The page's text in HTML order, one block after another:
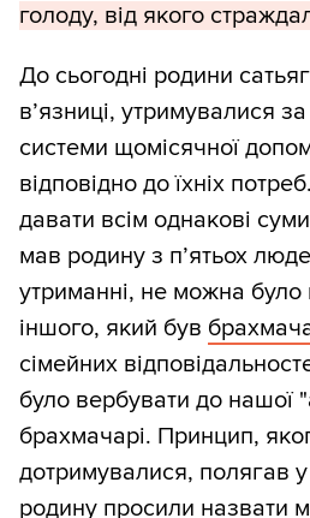
голоду, від якого
До сьогодні родини
в’язниці, утримувалися
системи щомісячної
відповідно до їхніх
давати всім однакові
мав родину з п’ятьох
утриманні, не можна
іншого, який був
сімейних
було вербувати до нашої
брахмачарі. Принцип,
дотримувалися, полягав
родину просили назвати